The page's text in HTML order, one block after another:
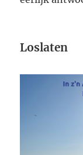
Loslaten